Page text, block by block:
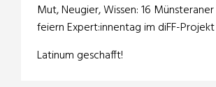
Mut, Neugier, Wissen: 16
feiern Expert:innentag im diFF-Projekt
Latinum geschafft!